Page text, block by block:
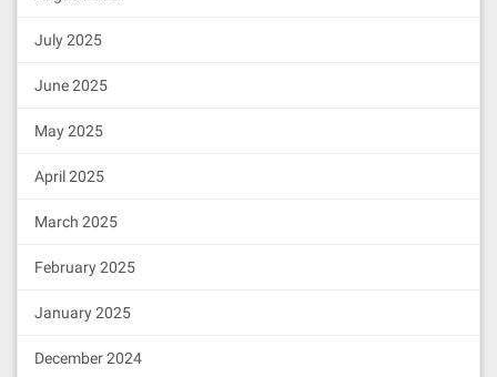
July 2025
June 2025
May 2025
April 2025
March 2025
February 2025
January 2025
December 2024